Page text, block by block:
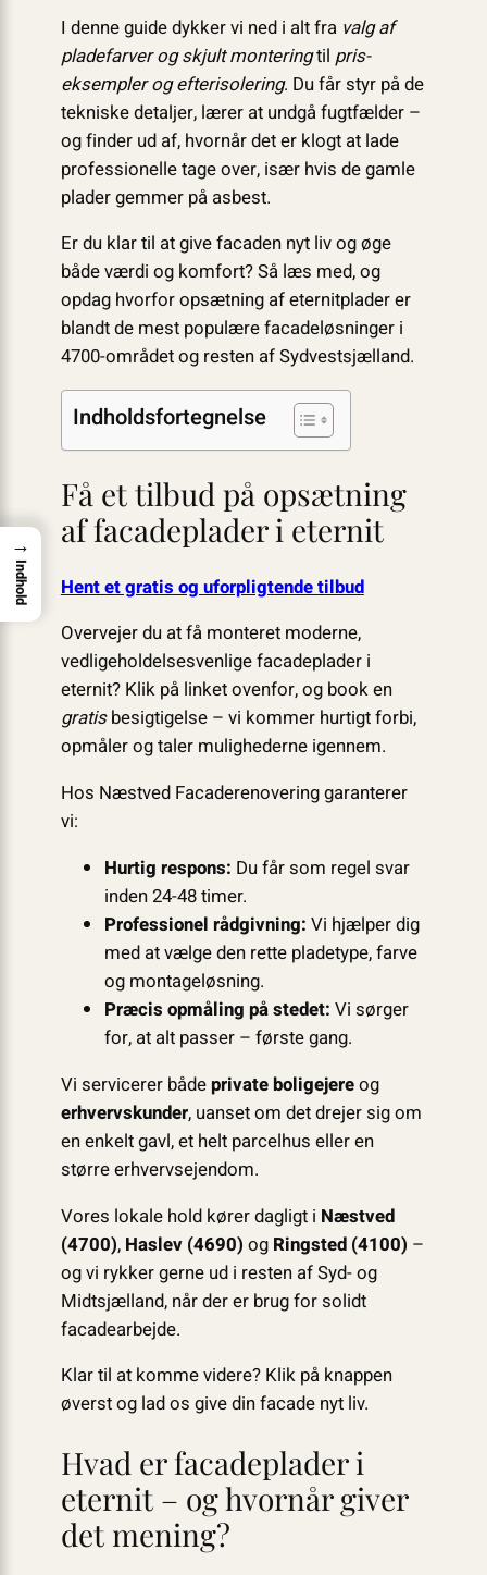
I denne guide dykker vi ned i alt fra valg af
pladefarver og skjult monteringtil pris­
eksempler og efterisolering. Du får styr på de
tekniske detaljer, lærer at undgå fugtfælder –
og finder ud af, hvornår det er klogt at lade
professionelle tage over, især hvis de gamle
plader gemmer på asbest.
Er du klar til at give facaden nyt liv og øge
både værdi og komfort? Så læs med, og
opdag hvorfor opsætning af eternit­plader er
blandt de mest populære facade­løsninger i
4700-området og resten af Sydvestsjælland.
Indholdsfortegnelse
Få et tilbud på opsætning
af facadeplader i eternit
Hent et gratis og uforpligtende tilbud
Overvejer du at få monteret moderne,
vedligeholdelsesvenlige facadeplader i
eternit? Klik på linket ovenfor, og book en
gratisbesigtigelse – vi kommer hurtigt forbi,
opmåler og taler mulighederne igennem.
Hos Næstved Facaderenovering garanterer
vi:
Hurtig respons: Du får som regel svar
inden 24-48 timer.
Professionel rådgivning: Vi hjælper dig
med at vælge den rette pladetype, farve
og montageløsning.
Præcis opmåling på stedet: Vi sørger
for, at alt passer – første gang.
Vi servicerer bådeprivate boligejereog
erhvervskunder, uanset om det drejer sig om
en enkelt gavl, et helt parcelhus eller en
større erhvervsejendom.
Vores lokale hold kører dagligt i Næstved
(4700), Haslev (4690) og Ringsted (4100) –
og vi rykker gerne ud i resten af Syd- og
Midtsjælland, når der er brug for solidt
facadearbejde.
Klar til at komme videre? Klik på knappen
øverst og lad os give din facade nyt liv.
Hvad er facadeplader i
eternit – og hvornår giver
det mening?
→
Indhold